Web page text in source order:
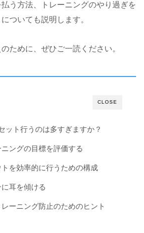
う方法、トレーニングのやり過ぎを
ついても説明します。
ために、ぜひご一読ください。
CLOSE
ット行うのは多すぎますか？
ングの目標を評価する
トを効率的に行うための構成
耳を傾ける
ーニング防止のためのヒント